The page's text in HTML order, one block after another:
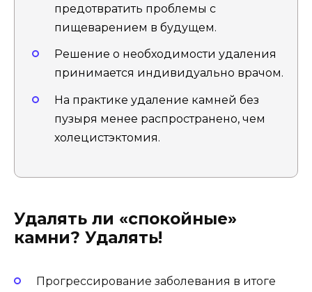
предотвратить проблемы с
пищеварением в будущем.
Решение о необходимости удаления
принимается индивидуально врачом.
На практике удаление камней без
пузыря менее распространено, чем
холецистэктомия.
Удалять ли «спокойные»
камни? Удалять!
Прогрессирование заболевания в итоге